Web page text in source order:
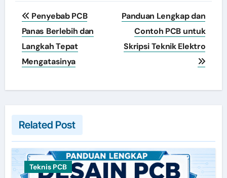
Post
navigation
Penyebab PCB
Panas Berlebih dan
Langkah Tepat
Mengatasinya
Panduan Lengkap dan
Contoh PCB untuk
Skripsi Teknik Elektro
Related Post
Teknis PCB